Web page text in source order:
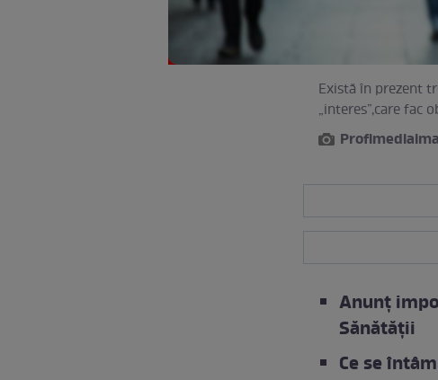
Există în prezent
„interes”,care fac
Anunț
Sănătăţii
Ce se